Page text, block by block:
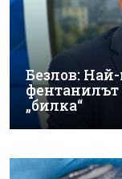
Безлов:
фентанилът
„билка“